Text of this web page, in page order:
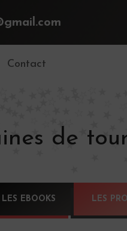
Contact
de
LES EBOOKS LES